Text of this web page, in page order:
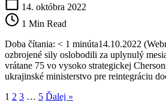
viac
ako
600
obcí,
14. októbra 2022
1 Min Read
Doba čítania: < 1 minúta14.10.2022
ozbrojené sily oslobodili za uplynulý
vrátane 75 vo vysoko strategickej
ukrajinské ministerstvo pre reintegráciu
1 2 3 … 5 Ďalej »